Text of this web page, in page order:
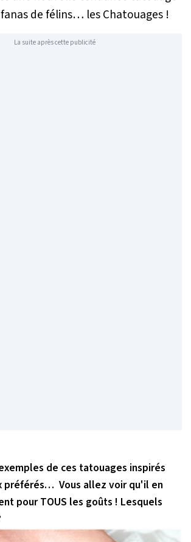
de félins… les Chatouages !
La suite après cette publicité
de ces tatouages inspirés
préférés… Vous allez voir qu'il en
pour TOUS les goûts ! Lesquels